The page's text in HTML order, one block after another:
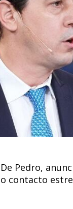
Pedro,
contacto